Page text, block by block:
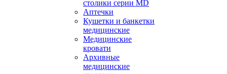
столики серии MD
Аптечки
Кушетки и банкетки
медицинские
Медицинские
кровати
Архивные
медицинские